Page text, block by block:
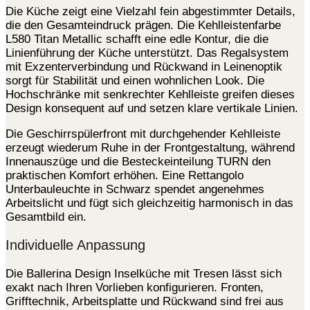
Die Küche zeigt eine Vielzahl fein abgestimmter Details,
die den Gesamteindruck prägen. Die Kehlleistenfarbe
L580 Titan Metallic schafft eine edle Kontur, die die
Linienführung der Küche unterstützt. Das Regalsystem
mit Exzenterverbindung und Rückwand in Leinenoptik
sorgt für Stabilität und einen wohnlichen Look. Die
Hochschränke mit senkrechter Kehlleiste greifen dieses
Design konsequent auf und setzen klare vertikale Linien.
Die Geschirrspülerfront mit durchgehender Kehlleiste
erzeugt wiederum Ruhe in der Frontgestaltung, während
Innenauszüge und die Besteckeinteilung TURN den
praktischen Komfort erhöhen. Eine Rettangolo
Unterbauleuchte in Schwarz spendet angenehmes
Arbeitslicht und fügt sich gleichzeitig harmonisch in das
Gesamtbild ein.
Individuelle Anpassung
Die Ballerina Design Inselküche mit Tresen lässt sich
exakt nach Ihren Vorlieben konfigurieren. Fronten,
Grifftechnik, Arbeitsplatte und Rückwand sind frei aus